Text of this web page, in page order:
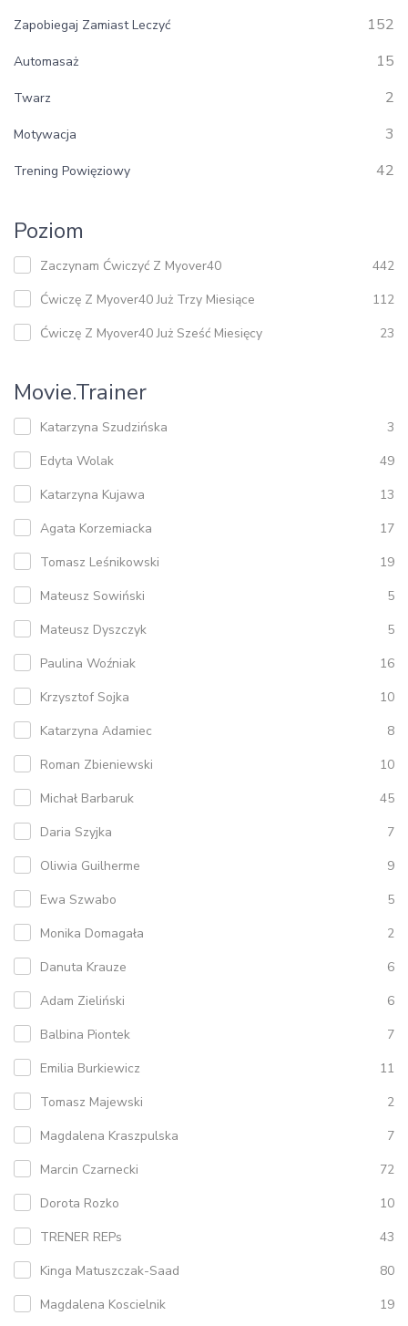
Zapobiegaj Zamiast Leczyć 152
Automasaż 15
Twarz 2
Motywacja 3
Trening Powięziowy 42
Poziom
Zaczynam Ćwiczyć Z Myover40
442
Ćwiczę Z Myover40 Już Trzy Miesiące
112
Ćwiczę Z Myover40 Już Sześć Miesięcy
23
Movie.trainer
Katarzyna Szudzińska
3
Edyta Wolak
49
Katarzyna Kujawa
13
Agata Korzemiacka
17
Tomasz Leśnikowski
19
Mateusz Sowiński
5
Mateusz Dyszczyk
5
Paulina Woźniak
16
Krzysztof Sojka
10
Katarzyna Adamiec
8
Roman Zbieniewski
10
Michał Barbaruk
45
Daria Szyjka
7
Oliwia Guilherme
9
Ewa Szwabo
5
Monika Domagała
2
Danuta Krauze
6
Adam Zieliński
6
Balbina Piontek
7
Emilia Burkiewicz
11
Tomasz Majewski
2
Magdalena Kraszpulska
7
Marcin Czarnecki
72
Dorota Rozko
10
TRENER REPs
43
Kinga Matuszczak-Saad
80
Magdalena Koscielnik
19